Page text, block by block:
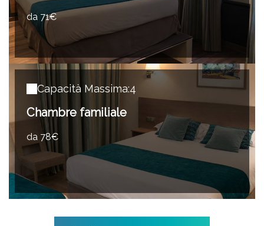
da 71€
Capacità Massima:4
Chambre familiale
da 78€